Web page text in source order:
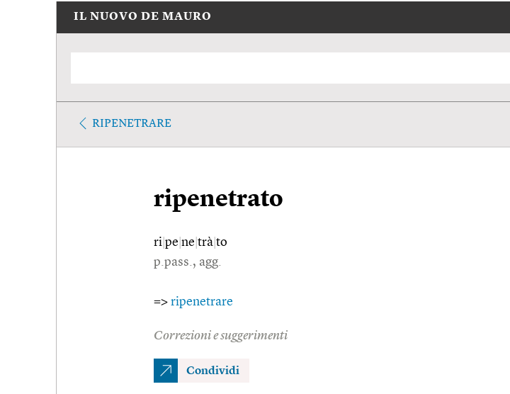
IL NUOVO DE MAURO
RIPENETRARE
ripenetrato
ri pe ne trà to
p.pass., agg.
=> ripenetrare
Correzioni e suggerimenti
Condividi